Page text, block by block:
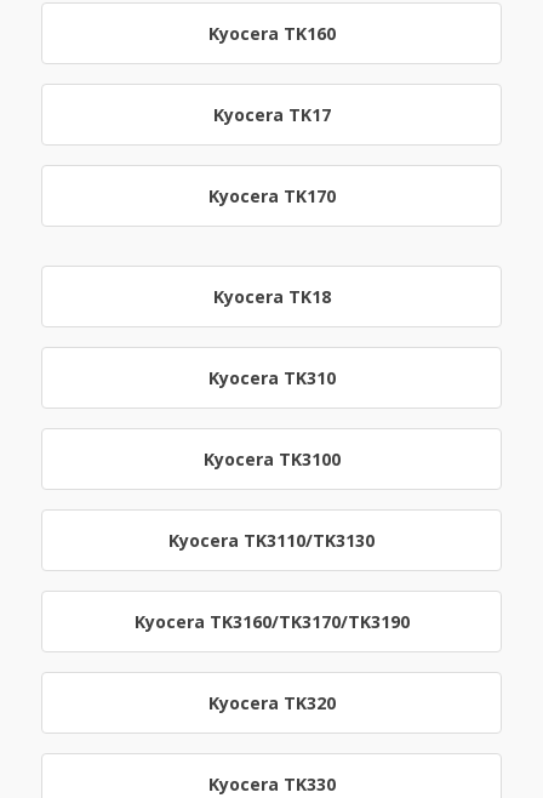
Kyocera TK160
Kyocera TK17
Kyocera TK170
Kyocera TK18
Kyocera TK310
Kyocera TK3100
Kyocera TK3110/TK3130
Kyocera TK3160/TK3170/TK3190
Kyocera TK320
Kyocera TK330